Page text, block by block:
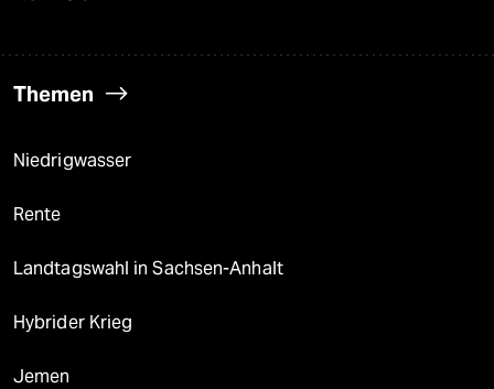
Themen
Niedrigwasser
Rente
Landtagswahl in Sachsen-Anhalt
Hybrider Krieg
Jemen